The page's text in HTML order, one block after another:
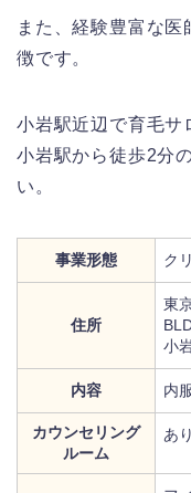
また、経験豊富な
徴です。
小岩駅近辺で育毛サ
小岩駅から徒歩2分
い。
事業形態 ク
住所
東
小
内容 内
カウンセリング
ルーム
あり